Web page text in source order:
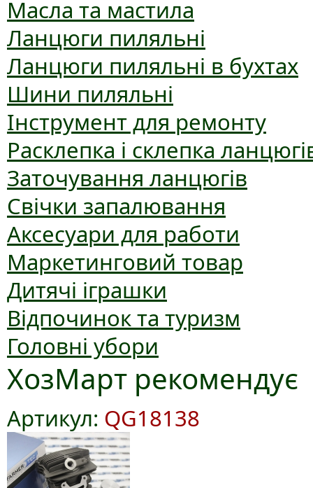
Масла та мастила
Ланцюги пиляльні
Ланцюги пиляльні в бухтах
Шини пиляльні
Інструмент для ремонту
Расклепка і склепка
Заточування ланцюгів
Свічки запалювання
Аксесуари для работи
Маркетинговий товар
Дитячі іграшки
Відпочинок та туризм
Головні убори
ХозМарт рекомендує
Артикул: QG18138